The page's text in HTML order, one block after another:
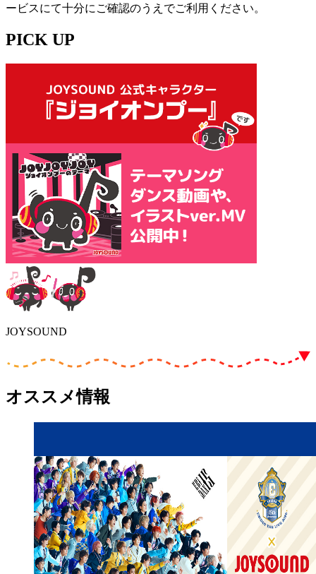
ービスにて十分にご確認のうえでご利用ください。
PICK UP
JOYSOUND
オススメ情報